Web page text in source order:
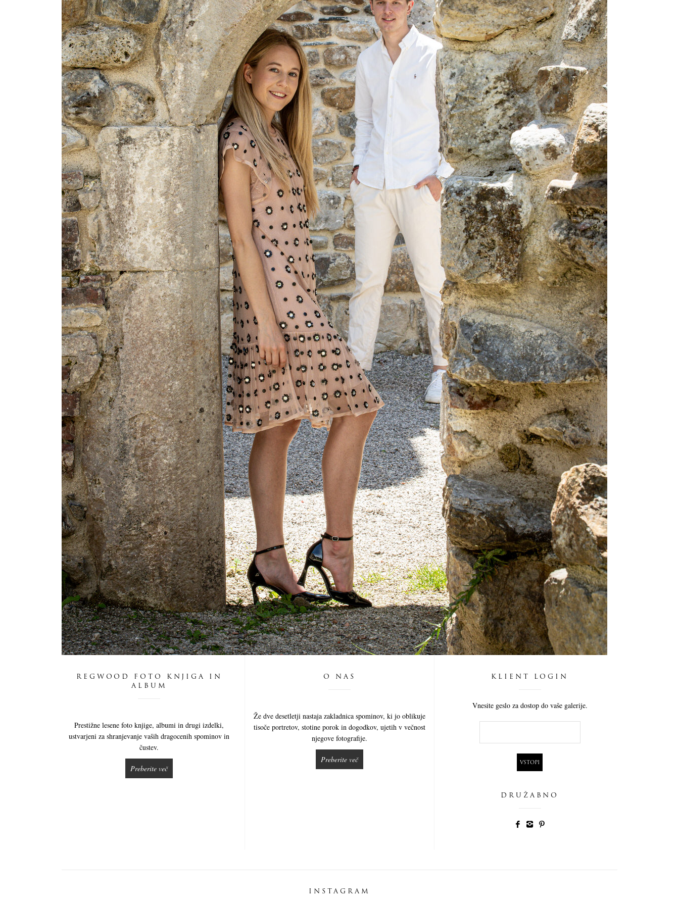
REGWOOD FOTO KNJIGA IN
ALBUM
Prestižne lesene foto knjige, albumi in drugi izdelki,
ustvarjeni za shranjevanje vaših dragocenih spominov in
čustev.
Preberite več
O NAS
Že dve desetletji nastaja zakladnica spominov, ki jo oblikuje
tisoče portretov, stotine porok in dogodkov, ujetih v večnost
njegove fotografije.
Preberite več
KLIENT LOGIN
Vnesite geslo za dostop do vaše galerije.
DRUŽABNO
INSTAGRAM